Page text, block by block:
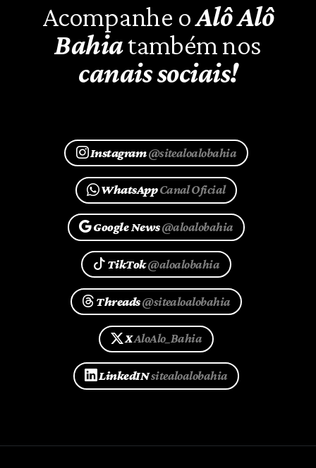
Acompanhe oAlô Alô
Bahiatambém nos
canais sociais!
Instagram@sitealoalobahia
WhatsAppCanal Oficial
Google News@aloalobahia
TikTok@aloalobahia
Threads@sitealoalobahia
XAloAlo_Bahia
LinkedINsitealoalobahia